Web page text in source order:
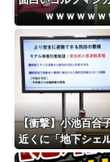
ｗｗｗｗｗｗ
【衝撃】小池百合
近くに「地下シェ
正式表明ｗｗｗ